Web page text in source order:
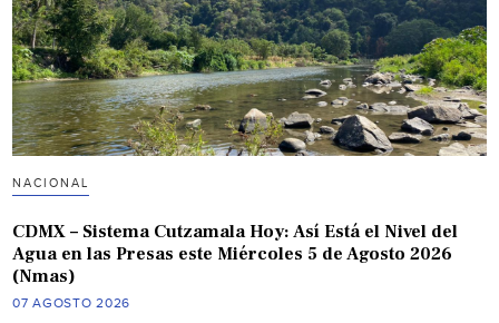
NACIONAL
CDMX – Sistema Cutzamala Hoy: Así Está el Nivel del
Agua en las Presas este Miércoles 5 de Agosto 2026
(Nmas)
07 AGOSTO 2026